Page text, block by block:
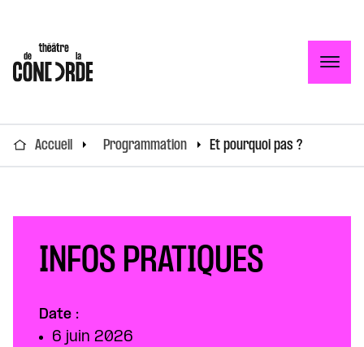
Accueil Programmation Et pourquoi pas ?
INFOS PRATIQUES
Date :
6 juin 2026